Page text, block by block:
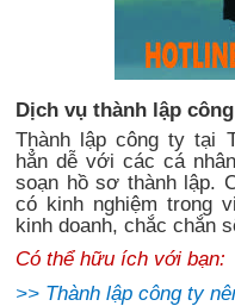
Dịch vụ thành lập
Thành lập công ty tại
hẳn dễ với các cá
soạn hồ sơ thành lập.
có kinh nghiệm trong
kinh doanh, chắc chắn
Có thể hữu ích với bạn:
>> Thành lập công ty